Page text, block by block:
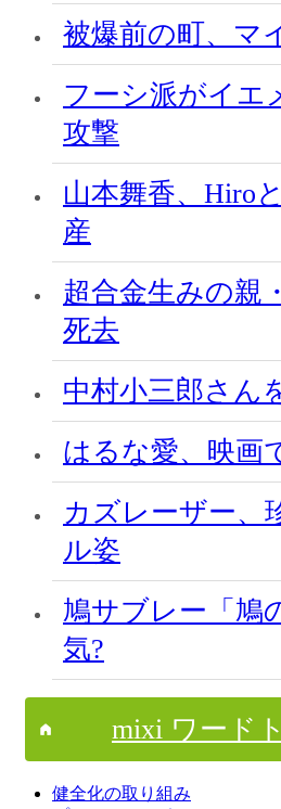
被爆前の町、マ
フーシ派がイエ
攻撃
山本舞香、Hiro
産
超合金生みの親
死去
中村小三郎さん
はるな愛、映画
カズレーザー、
ル姿
鳩サブレー「鳩
気?
mixi ワード
健全化の取り組み